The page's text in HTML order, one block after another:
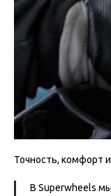
Точность, комфорт
В Superwheels